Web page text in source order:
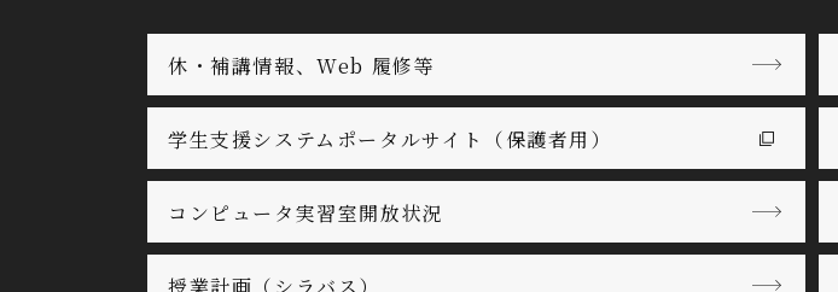
休・補講情報、Web 履修等
学生支援システムポータルサイト（保護者用）
コンピュータ実習室開放状況
授業計画（シラバス）